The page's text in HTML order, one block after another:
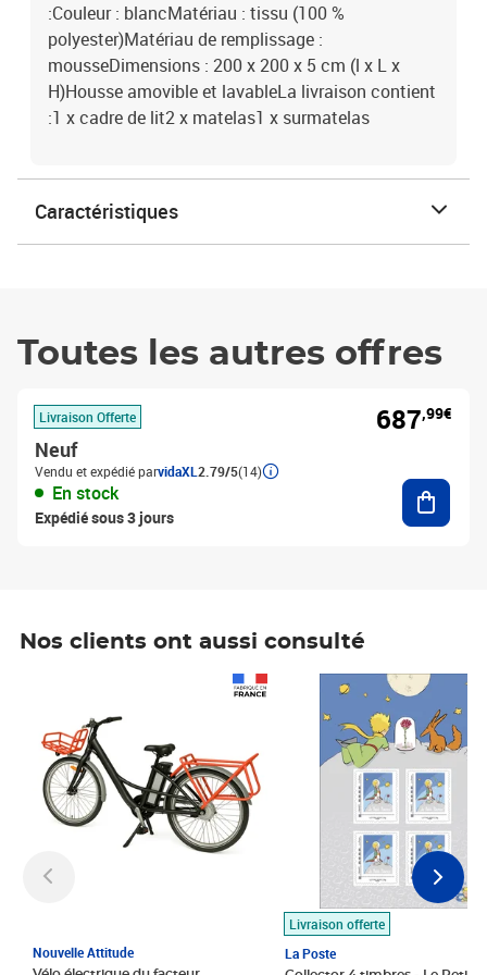
:Couleur : blancMatériau : tissu (100 %
polyester)Matériau de remplissage :
mousseDimensions : 200 x 200 x 5 cm (l x L x
H)Housse amovible et lavableLa livraison contient
:1 x cadre de lit2 x matelas1 x surmatelas
Caractéristiques
Toutes les autres offres
Livraison Offerte
Neuf
Vendu et expédié parvidaXL 2.79/5(14)
En stock
Expédié sous 3 jours
687,99€
Nos clients ont aussi consulté
Nouvelle Attitude
Livraison offerte
La Poste
Prix 7,50€